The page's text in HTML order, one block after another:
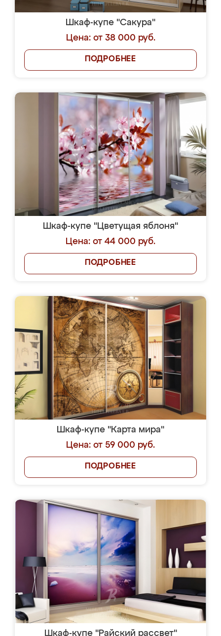
Шкаф-купе "Сакура"
Цена: от 38 000 руб.
ПОДРОБНЕЕ
Шкаф-купе "Цветущая яблоня"
Цена: от 44 000 руб.
ПОДРОБНЕЕ
Шкаф-купе "Карта мира"
Цена: от 59 000 руб.
ПОДРОБНЕЕ
Шкаф-купе "Райский рассвет"